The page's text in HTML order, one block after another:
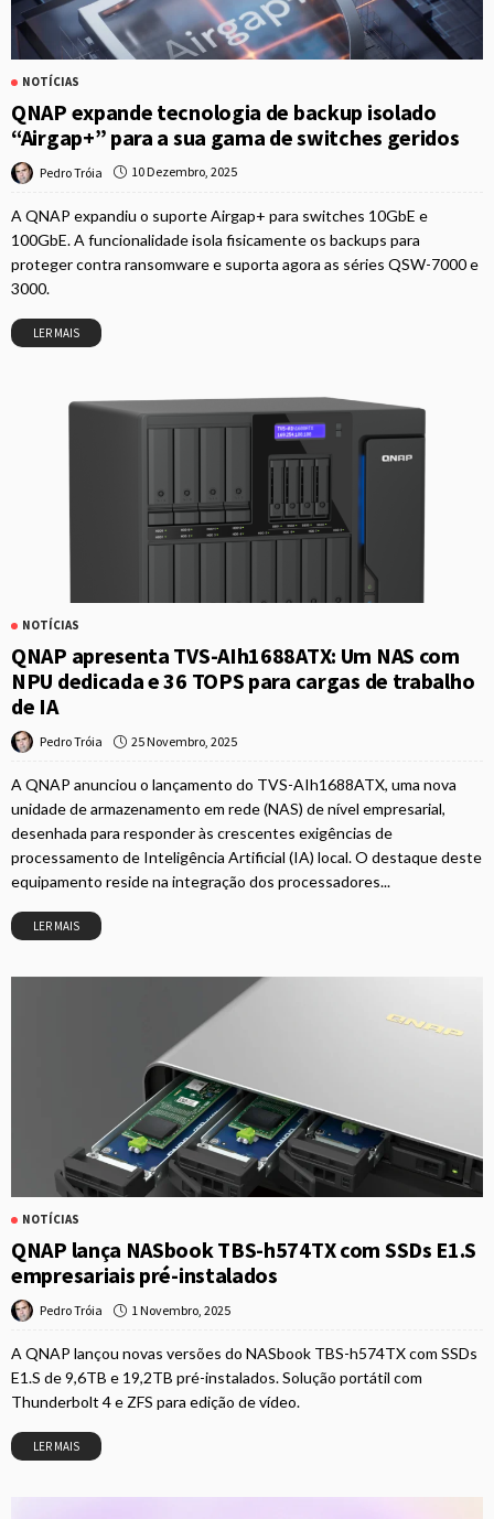
NOTÍCIAS
QNAP expande tecnologia de backup isolado
“Airgap+” para a sua gama de switches geridos
Pedro Tróia 10 Dezembro, 2025
A QNAP expandiu o suporte Airgap+ para switches 10GbE e
100GbE. A funcionalidade isola fisicamente os backups para
proteger contra ransomware e suporta agora as séries QSW-7000 e
3000.
LER MAIS
NOTÍCIAS
QNAP apresenta TVS-AIh1688ATX: Um NAS com
NPU dedicada e 36 TOPS para cargas de trabalho
de IA
Pedro Tróia 25 Novembro, 2025
A QNAP anunciou o lançamento do TVS-AIh1688ATX, uma nova
unidade de armazenamento em rede (NAS) de nível empresarial,
desenhada para responder às crescentes exigências de
processamento de Inteligência Artificial (IA) local. O destaque deste
equipamento reside na integração dos processadores...
LER MAIS
NOTÍCIAS
QNAP lança NASbook TBS-h574TX com SSDs E1.S
empresariais pré-instalados
Pedro Tróia 1 Novembro, 2025
A QNAP lançou novas versões do NASbook TBS-h574TX com SSDs
E1.S de 9,6TB e 19,2TB pré-instalados. Solução portátil com
Thunderbolt 4 e ZFS para edição de vídeo.
LER MAIS